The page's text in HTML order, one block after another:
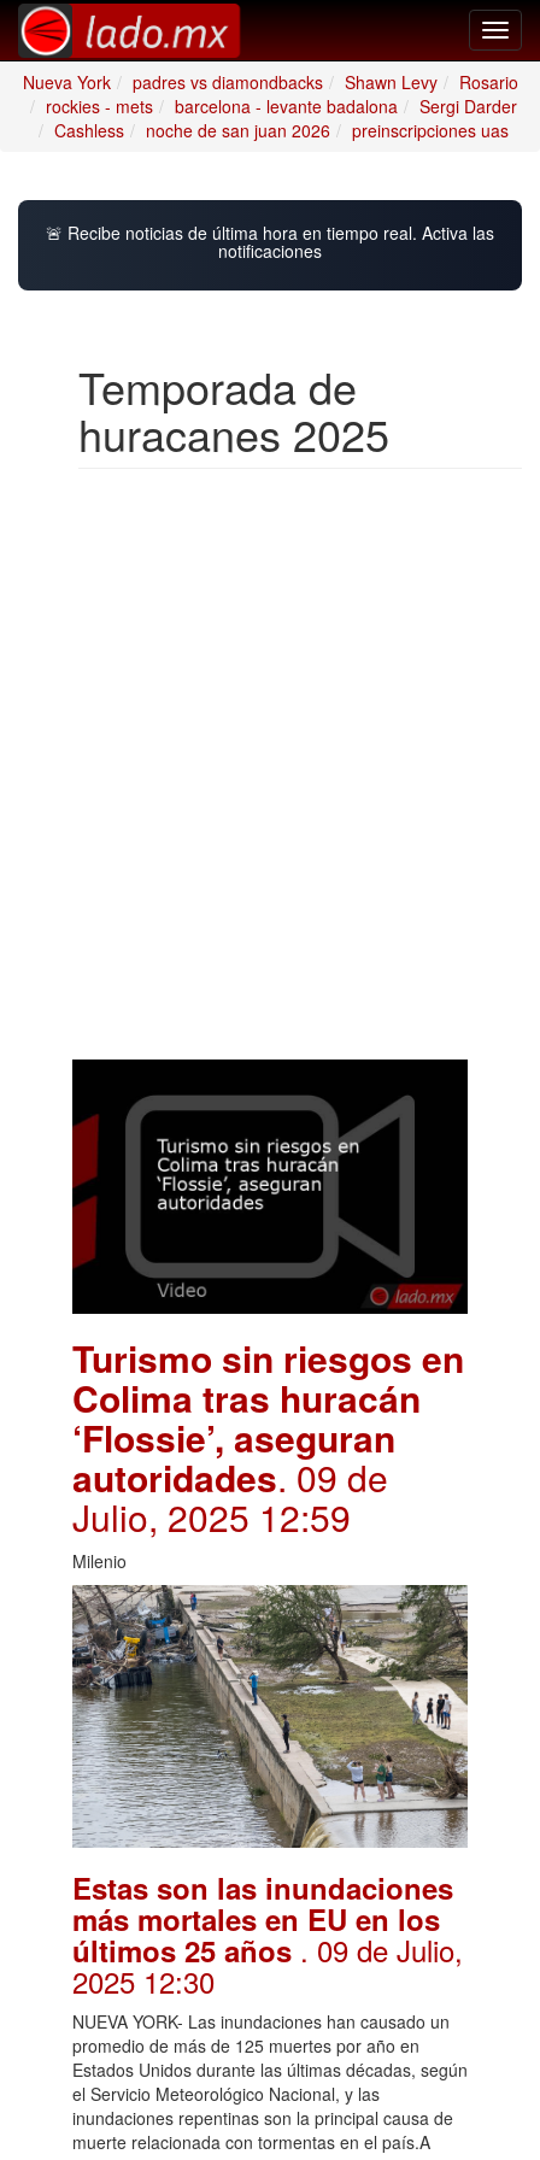
Nueva York
padres vs diamondbacks Shawn Levy
Rosario
rockies - mets
barcelona - levante badalona
Sergi Darder
Cashless
noche de san juan 2026 preinscripciones uas
🚨 Recibe noticias de última hora en tiempo real. Activa las
notificaciones
Temporada de
huracanes 2025
Turismo sin riesgos en
Colima tras huracán
‘Flossie’, aseguran
autoridades. 09 de
Julio, 2025 12:59
Milenio
Estas son las inundaciones
más mortales en EU en los
últimos 25 años . 09 de Julio,
2025 12:30
NUEVA YORK- Las inundaciones han causado un
promedio de más de 125 muertes por año en
Estados Unidos durante las últimas décadas, según
el Servicio Meteorológico Nacional, y las
inundaciones repentinas son la principal causa de
muerte relacionada con tormentas en el país.A